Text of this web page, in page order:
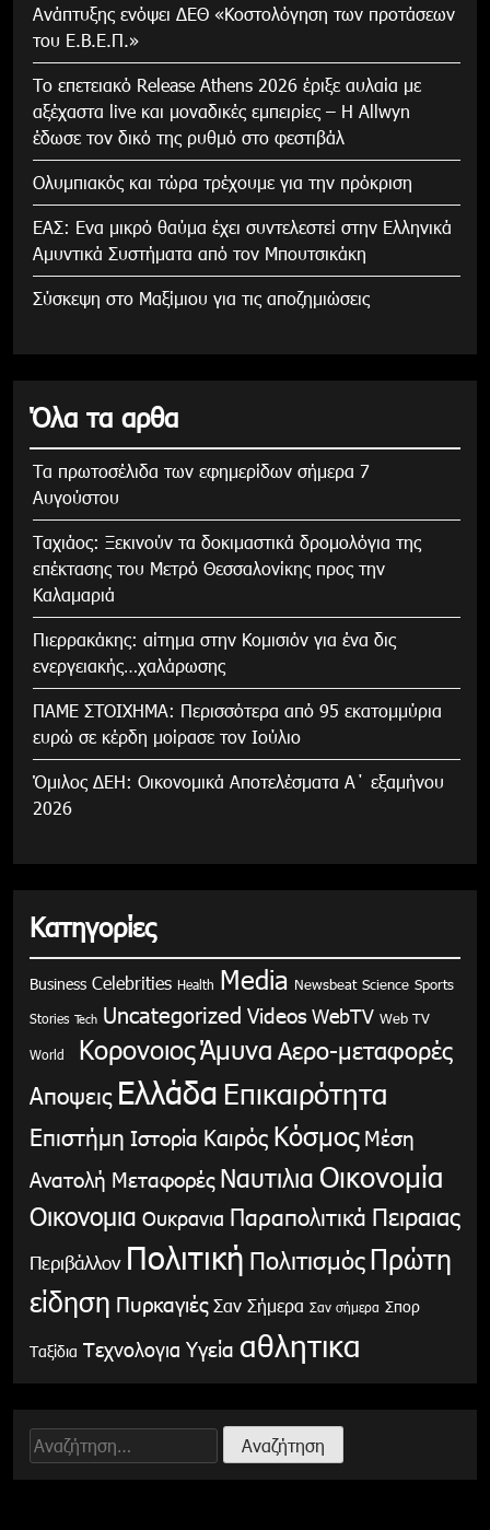
Ανάπτυξης ενόψει ΔΕΘ «Κοστολόγηση των προτάσεων
του Ε.Β.Ε.Π.»
Το επετειακό Release Athens 2026 έριξε αυλαία με
αξέχαστα live και μοναδικές εμπειρίες – Η Allwyn
έδωσε τον δικό της ρυθμό στο φεστιβάλ
Ολυμπιακός και τώρα τρέχουμε για την πρόκριση
ΕΑΣ: Ενα μικρό θαύμα έχει συντελεστεί στην Ελληνικά
Αμυντικά Συστήματα από τον Μπουτσικάκη
Σύσκεψη στο Μαξίμιου για τις αποζημιώσεις
Όλα τα αρθα
Τα πρωτοσέλιδα των εφημερίδων σήμερα 7
Αυγούστου
Tαχιάος: Ξεκινούν τα δοκιμαστικά δρομολόγια της
επέκτασης του Μετρό Θεσσαλονίκης προς την
Καλαμαριά
Πιερρακάκης: αίτημα στην Κομισιόν για ένα δις
ενεργειακής…χαλάρωσης
ΠΑΜΕ ΣΤΟΙΧΗΜΑ: Περισσότερα από 95 εκατομμύρια
ευρώ σε κέρδη μοίρασε τον Ιούλιο
Όμιλος ΔΕΗ: Οικονομικά Αποτελέσματα Α΄ εξαμήνου
2026
Κατηγορίες
Business Celebrities Health Media Newsbeat Science Sports
Stories Tech Uncategorized Videos WebTV Web TV
World ΚορονοιοςΆμυνα Αερο-μεταφορές
Αποψεις Ελλάδα Επικαιρότητα
Επιστήμη Ιστορία Καιρός Κόσμος Μέση
Ανατολή Μεταφορές Ναυτιλια Οικονομία
Οικονομια Ουκρανια Παραπολιτικά Πειραιας
Περιβάλλον Πολιτική Πολιτισμός Πρώτη
είδηση Πυρκαγιές Σαν Σήμερα Σαν σήμερα Σπορ
Ταξίδια Τεχνολογια Υγεία αθλητικα
Αναζήτηση
για: